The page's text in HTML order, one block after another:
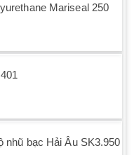
Mariseal 250
nhũ bạc Hải Âu SK3.950